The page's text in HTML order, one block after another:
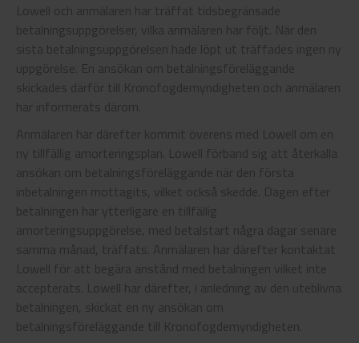
Lowell och anmälaren har träffat tidsbegränsade
betalningsuppgörelser, vilka anmälaren har följt. När den
sista betalningsuppgörelsen hade löpt ut träffades ingen ny
uppgörelse. En ansökan om betalningsföreläggande
skickades därför till Kronofogdemyndigheten och anmälaren
har informerats därom.
Anmälaren har därefter kommit överens med Lowell om en
ny tillfällig amorteringsplan. Lowell förband sig att återkalla
ansökan om betalningsföreläggande när den första
inbetalningen mottagits, vilket också skedde. Dagen efter
betalningen har ytterligare en tillfällig
amorteringsuppgörelse, med betalstart några dagar senare
samma månad, träffats. Anmälaren har därefter kontaktat
Lowell för att begära anstånd med betalningen vilket inte
accepterats. Lowell har därefter, i anledning av den uteblivna
betalningen, skickat en ny ansökan om
betalningsföreläggande till Kronofogdemyndigheten.